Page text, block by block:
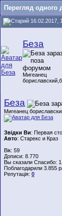
Перегляд одного
16.02.2017,
Беза
Мигеанец
Беза
Мигеанец
Звідки Ви: Первая
Авто: Старекс и Краз
Вік: 59
Дописи: 8.770
Вы сказали Спасибо:
Поблагодарили 3.855
Репутація: 0